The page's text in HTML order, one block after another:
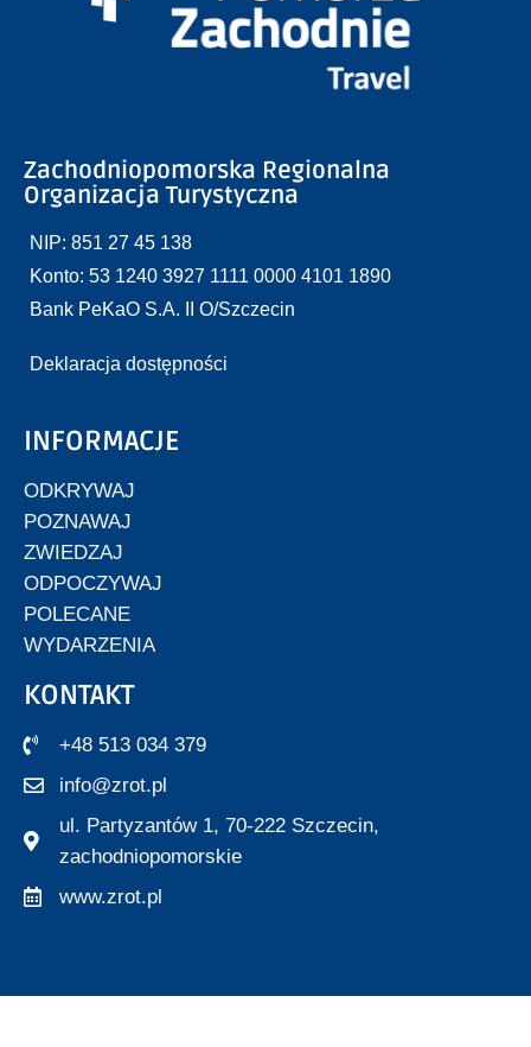
Zachodniopomorska Regionalna
Organizacja Turystyczna
NIP: 851 27 45 138
Konto: 53 1240 3927 1111 0000 4101 1890
Bank PeKaO S.A. II O/Szczecin
Deklaracja dostępności
INFORMACJE
ODKRYWAJ
POZNAWAJ
ZWIEDZAJ
ODPOCZYWAJ
POLECANE
WYDARZENIA
KONTAKT
+48 513 034 379
info@zrot.pl
ul. Partyzantów 1, 70-222 Szczecin,
zachodniopomorskie
www.zrot.pl